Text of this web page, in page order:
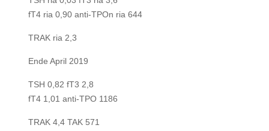
fT4 ria 0,90 anti-TPOn ria 644
TRAK ria 2,3
Ende April 2019
TSH 0,82 fT3 2,8
fT4 1,01 anti-TPO 1186
TRAK 4,4 TAK 571